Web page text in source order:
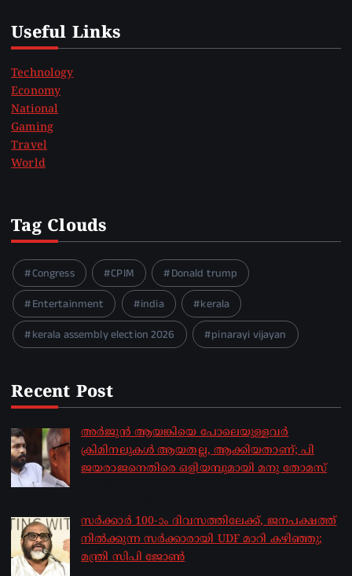
Useful Links
Technology
Economy
National
Gaming
Travel
World
Tag Clouds
Congress CPIM
Donald trump
Entertainment
india
kerala
kerala assembly election 2026
pinarayi vijayan
Recent Post
അർജുൻ ആയങ്കിയെ പോലെയുള്ളവർ
ക്രിമിനലുകൾ ആയതല്ല, ആക്കിയതാണ്; പി
ജയരാജനെതിരെ ഒളിയമ്പുമായി മനു തോമസ്
സർക്കാർ 100-ാം ദിവസത്തിലേക്ക്, ജനപക്ഷത്ത്
നിൽക്കുന്ന സർക്കാരായി UDF മാറി കഴിഞ്ഞു;
മന്ത്രി സിപി ജോൺ